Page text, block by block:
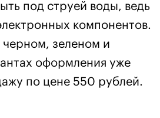
под струей воды, ведь
компонентов.
черном, зеленом и
оформления уже
по цене 550 рублей.